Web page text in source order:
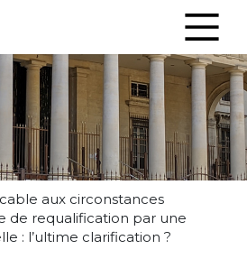
aux circonstances
de requalification par une
: l’ultime clarification ?